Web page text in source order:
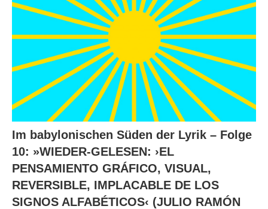
Im babylonischen Süden der Lyrik – Folge
10: »WIEDER-GELESEN: ›EL
PENSAMIENTO GRÁFICO, VISUAL,
REVERSIBLE, IMPLACABLE DE LOS
SIGNOS ALFABÉTICOS‹ (JULIO RAMÓN